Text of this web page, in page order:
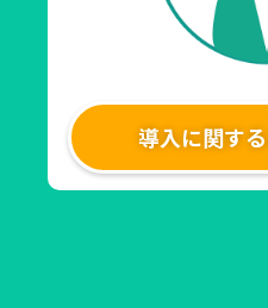
導入に関す